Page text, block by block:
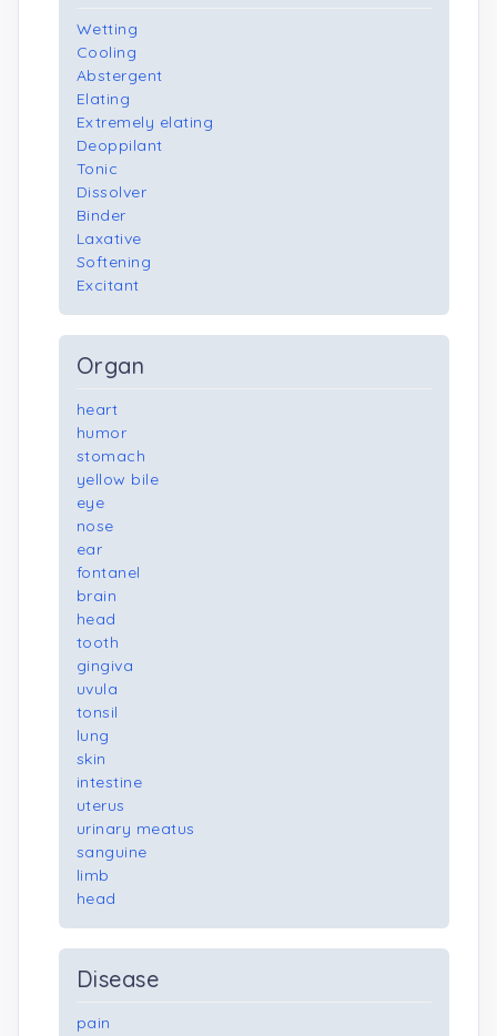
Wetting
Cooling
Abstergent
Elating
Extremely elating
Deoppilant
Tonic
Dissolver
Binder
Laxative
Softening
Excitant
Organ
heart
humor
stomach
yellow bile
eye
nose
ear
fontanel
brain
head
tooth
gingiva
uvula
tonsil
lung
skin
intestine
uterus
urinary meatus
sanguine
limb
head
Disease
pain